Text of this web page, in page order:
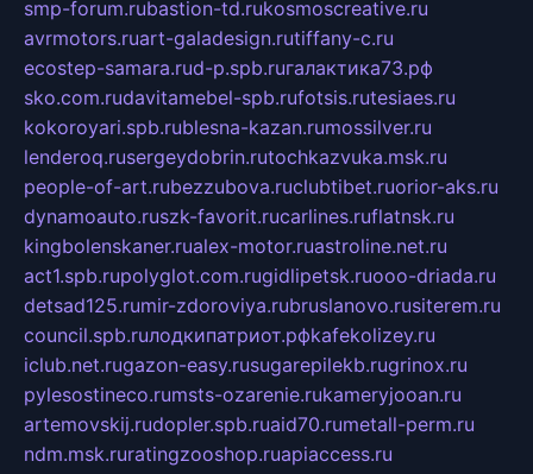
smp-forum.rubastion-td.rukosmoscreative.ru
avrmotors.ruart-galadesign.rutiffany-c.ru
ecostep-samara.rud-p.spb.ruгалактика73.рф
sko.com.rudavitamebel-spb.rufotsis.rutesiaes.ru
kokoroyari.spb.rublesna-kazan.rumossilver.ru
lenderoq.rusergeydobrin.rutochkazvuka.msk.ru
people-of-art.rubezzubova.ruclubtibet.ruorior-aks.ru
dynamoauto.ruszk-favorit.rucarlines.ruflatnsk.ru
kingbolenskaner.rualex-motor.ruastroline.net.ru
act1.spb.rupolyglot.com.rugidlipetsk.ruooo-driada.ru
detsad125.rumir-zdoroviya.rubruslanovo.rusiterem.ru
council.spb.ruлодкипатриот.рфkafekolizey.ru
iclub.net.rugazon-easy.rusugarepilekb.rugrinox.ru
pylesostineco.rumsts-ozarenie.rukameryjooan.ru
artemovskij.rudopler.spb.ruaid70.rumetall-perm.ru
ndm.msk.ruratingzooshop.ruapiaccess.ru